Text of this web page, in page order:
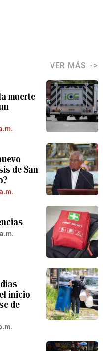
VER MÁS
muerte
de San
inicio
de